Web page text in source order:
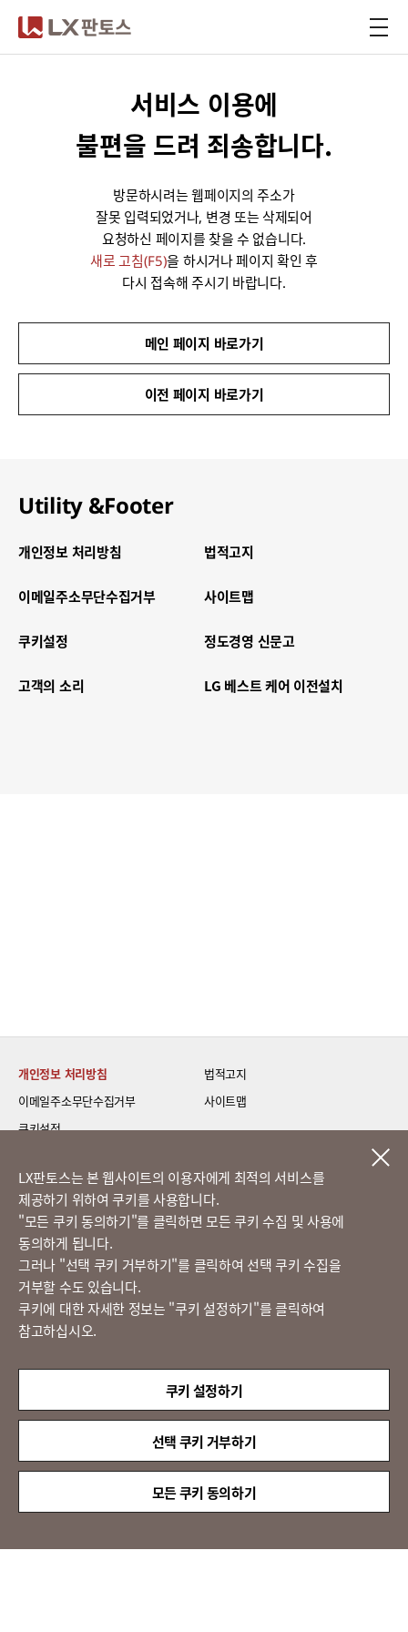
서비스 이용에
불편을 드려 죄송합니다.
방문하시려는 웹페이지의 주소가
잘못 입력되었거나, 변경 또는 삭제되어
요청하신 페이지를 찾을 수 없습니다.
새로 고침(F5)을 하시거나 페이지 확인 후
다시 접속해 주시기 바랍니다.
메인 페이지 바로가기
이전 페이지 바로가기
Utility &Footer
개인정보 처리방침 법적고지
이메일주소무단수집거부 사이트맵
쿠키설정 정도경영 신문고
고객의 소리 LG 베스트 케어 이전설치
개인정보 처리방침
법적고지
이메일주소무단수집거부
사이트맵
쿠키설정
LG 베스트 케어 이전설치
고객의 소리
정도경영 신문고
(주)LX판토스 사업자등록번호 : 116-81-31734
서울시 종로구 새문안로 58
대표전화 :02-3771-2114
해외직구 문의 : 02-3771-2013 / 2014
© LX Pantos Co., Ltd. All rights reserved.
LX판토스는 본 웹사이트의 이용자에게 최적의 서비스를
제공하기 위하여 쿠키를 사용합니다.
​"모든 쿠키 동의하기"를 클릭하면 모든 쿠키 수집 및 사용에
동의하게 됩니다.
그러나 "선택 쿠키 거부하기"를 클릭하여 선택 쿠키 수집을
거부할 수도 있습니다.
쿠키에 대한 자세한 정보는 "쿠키 설정하기"를 클릭하여
참고하십시오.
쿠키 설정하기
선택 쿠키 거부하기
모든 쿠키 동의하기